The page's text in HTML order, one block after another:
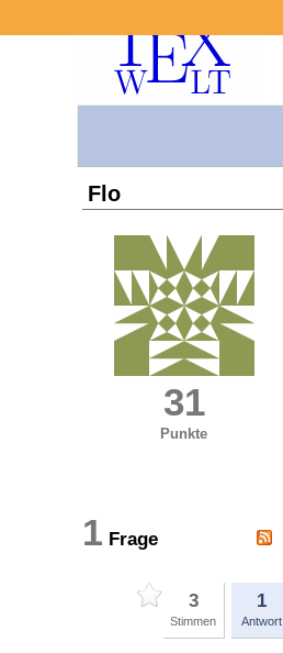
Flo
31
Punkte
1 Frage
3
Stimmen
1
Antwort